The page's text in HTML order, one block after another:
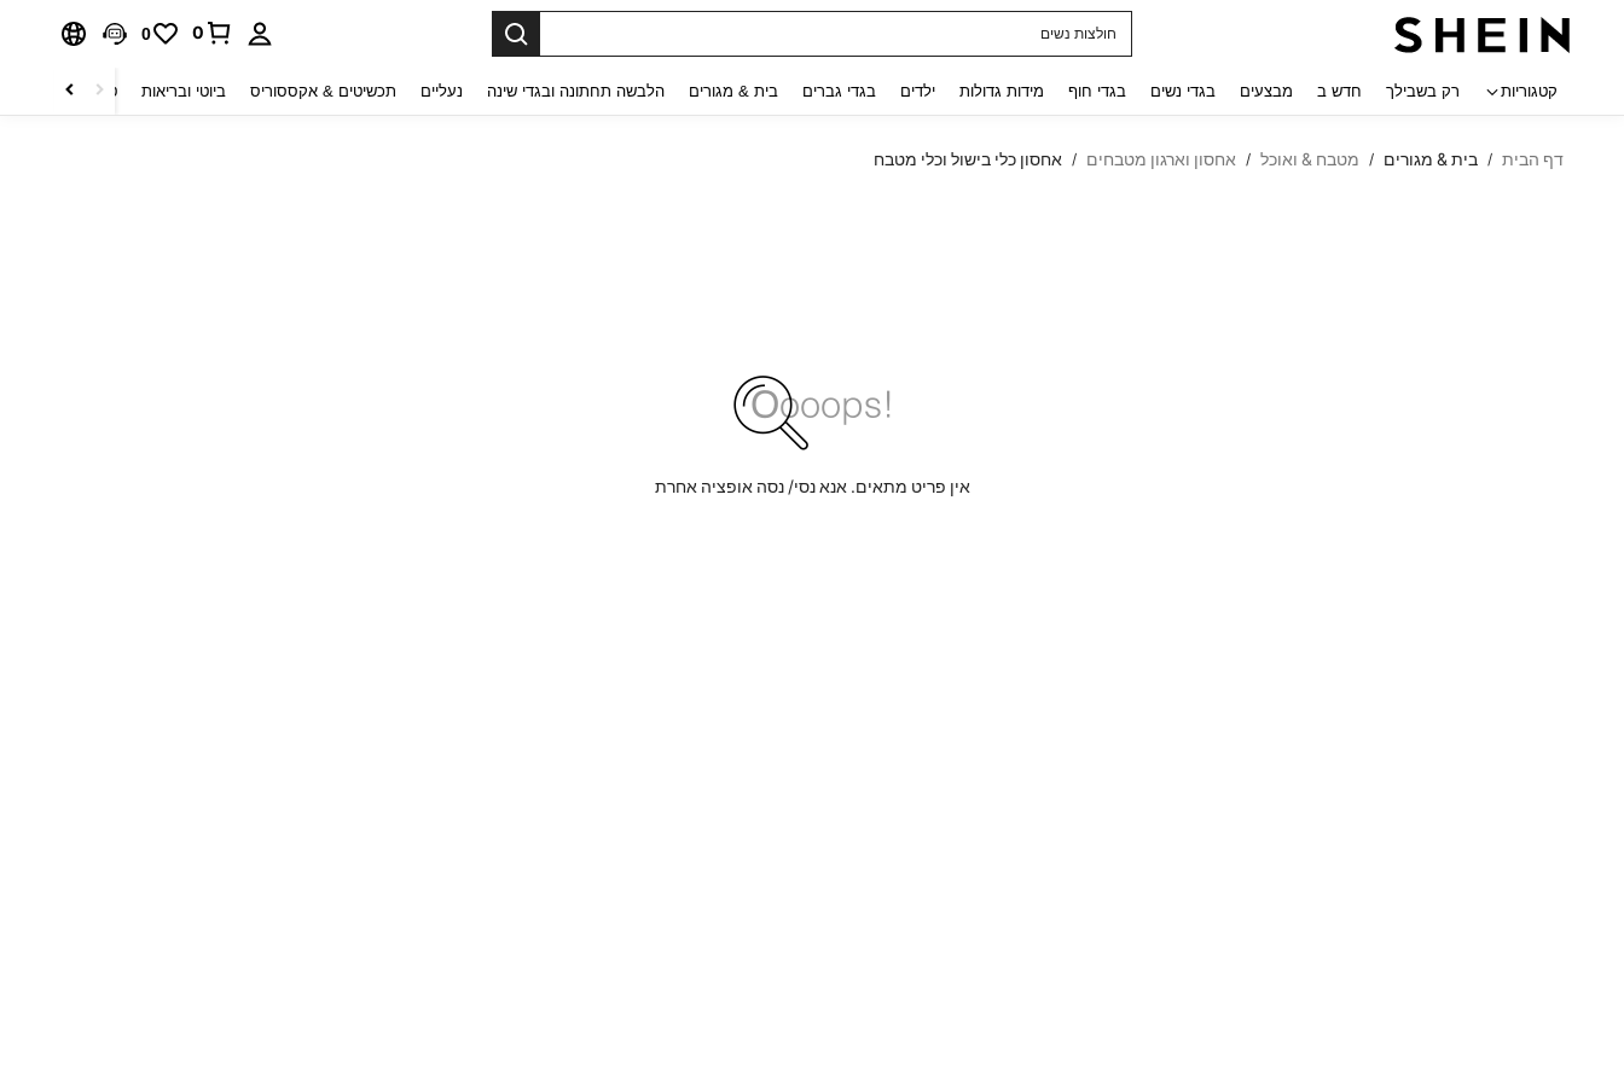
חולצות נשים
0
0
קטגוריות רק בשבילך חדש ב מבצעים בגדי נשים בגדי חוף מידות גדולות ילדים בגדי גברים בית & מגורים הלבשה תחתונה ובגדי שינה נעליים תכשיטים & אקססוריס ביוטי ובריאות טקסטיל לבית
דף הבית / בית & מגורים / מטבח & ואוכל / אחסון וארגון מטבחים / אחסון כלי בישול וכלי מטבח
אין פריט מתאים. אנא נסי/ נסה אופציה אחרת